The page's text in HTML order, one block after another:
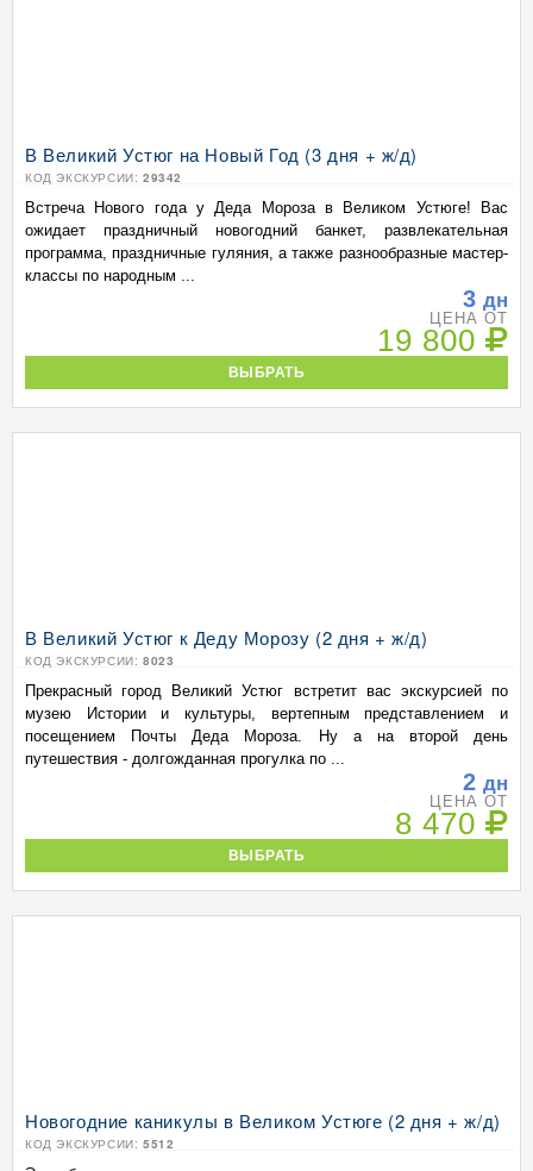
В Великий Устюг на Новый Год (3 дня + ж/д)
КОД ЭКСКУРСИИ: 29342
Встреча Нового года у Деда Мороза в Великом Устюге! Вас
ожидает праздничный новогодний банкет, развлекательная
программа, праздничные гуляния, а также разнообразные мастер-
классы по народным ...
3 дн
ЦЕНА ОТ
19 800
ВЫБРАТЬ
В Великий Устюг к Деду Морозу (2 дня + ж/д)
КОД ЭКСКУРСИИ: 8023
Прекрасный город Великий Устюг встретит вас экскурсией по
музею Истории и культуры, вертепным представлением и
посещением Почты Деда Мороза. Ну а на второй день
путешествия - долгожданная прогулка по ...
2 дн
ЦЕНА ОТ
8 470
ВЫБРАТЬ
Новогодние каникулы в Великом Устюге (2 дня + ж/д)
КОД ЭКСКУРСИИ: 5512